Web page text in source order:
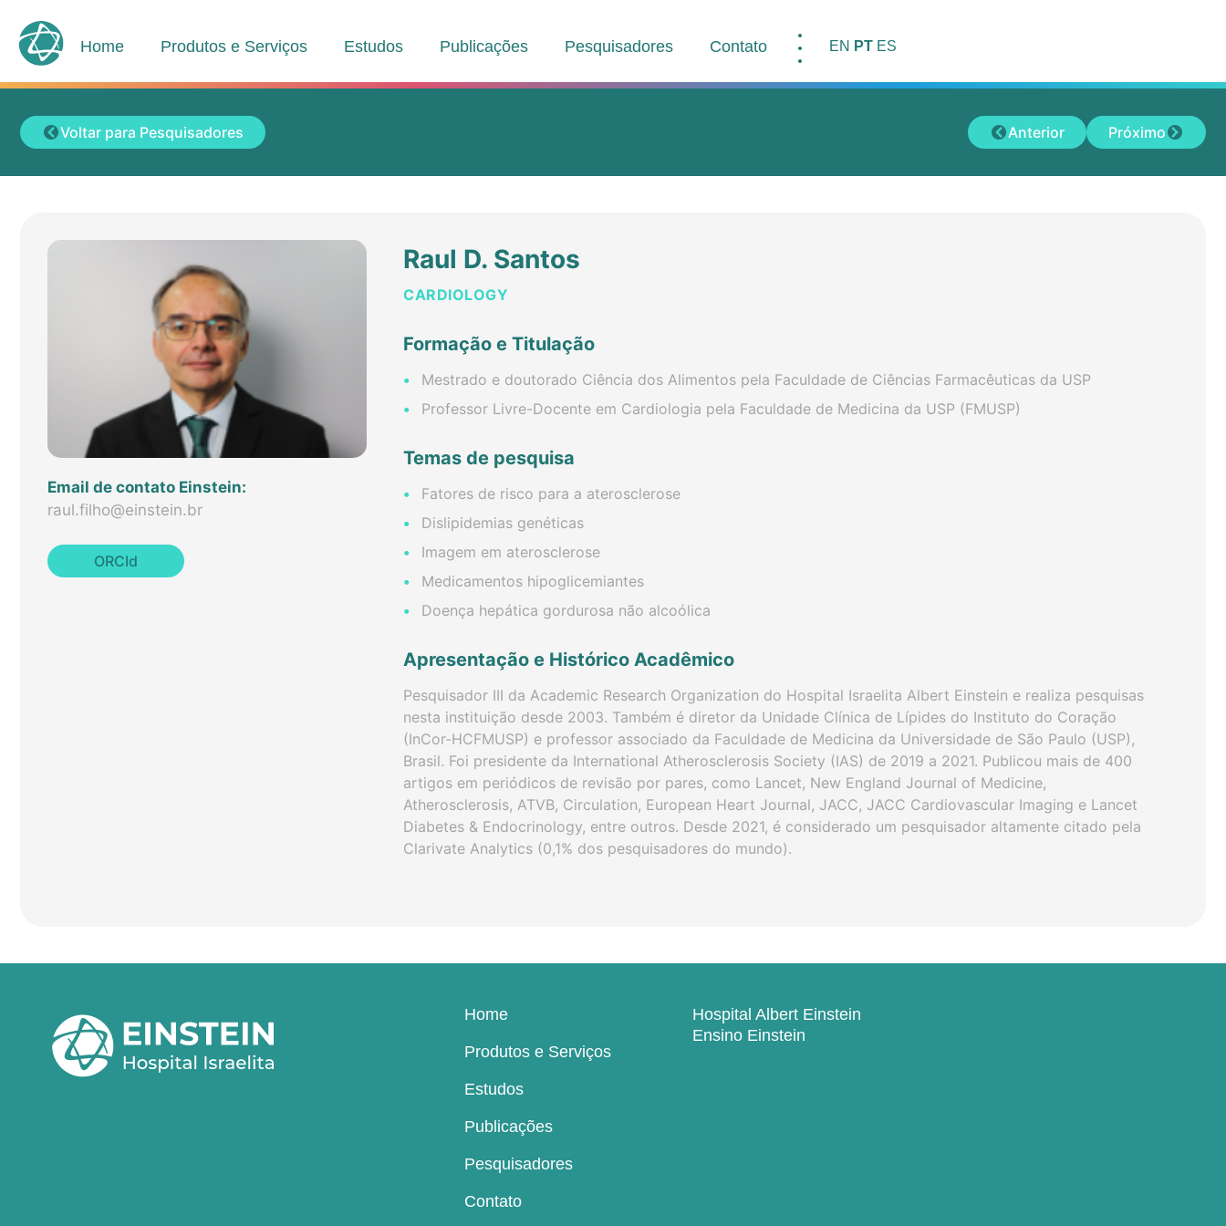
Home Produtos e Serviços Estudos Publicações Pesquisadores Contato EN PT ES
Voltar para Pesquisadores Anterior Próximo
Email de contato Einstein:
raul.filho@einstein.br
ORCId
Raul D. Santos
CARDIOLOGY
Formação e Titulação
Mestrado e doutorado Ciência dos Alimentos pela Faculdade de Ciências Farmacêuticas da USP
Professor Livre-Docente em Cardiologia pela Faculdade de Medicina da USP (FMUSP)
Temas de pesquisa
Fatores de risco para a aterosclerose
Dislipidemias genéticas
Imagem em aterosclerose
Medicamentos hipoglicemiantes
Doença hepática gordurosa não alcoólica
Apresentação e Histórico Acadêmico
Pesquisador III da Academic Research Organization do Hospital Israelita Albert Einstein e realiza pesquisas
nesta instituição desde 2003. Também é diretor da Unidade Clínica de Lípides do Instituto do Coração
(InCor-HCFMUSP) e professor associado da Faculdade de Medicina da Universidade de São Paulo (USP),
Brasil. Foi presidente da International Atherosclerosis Society (IAS) de 2019 a 2021. Publicou mais de 400
artigos em periódicos de revisão por pares, como Lancet, New England Journal of Medicine,
Atherosclerosis, ATVB, Circulation, European Heart Journal, JACC, JACC Cardiovascular Imaging e Lancet
Diabetes & Endocrinology, entre outros. Desde 2021, é considerado um pesquisador altamente citado pela
Clarivate Analytics (0,1% dos pesquisadores do mundo).
Home
Produtos e Serviços
Estudos
Publicações
Pesquisadores
Contato
Hospital Albert Einstein
Ensino Einstein